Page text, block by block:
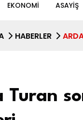
EKONOMI ASAYIŞ
HABERLER
Turan